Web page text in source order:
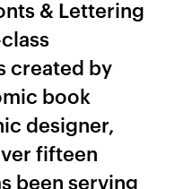
& Lettering
created by
book
designer,
fifteen
been serving